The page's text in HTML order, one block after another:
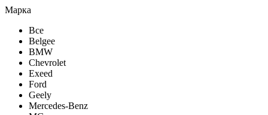
Марка
Все
Belgee
BMW
Chevrolet
Exeed
Ford
Geely
Mercedes-Benz